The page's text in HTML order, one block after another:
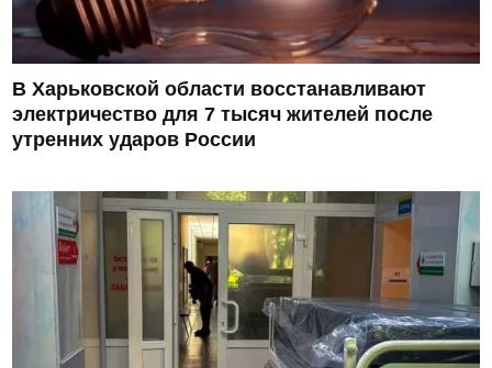
В Харьковской области восстанавливают
электричество для 7 тысяч жителей после
утренних ударов России